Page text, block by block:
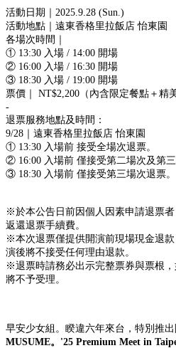
活動日期｜2025.9.28 (Sun.)
活動地點｜遠東香格里拉飯店 怡東園
各場次時間｜
① 13:30 入場 / 14:00 開場
② 16:00 入場 / 16:30 開場
③ 18:30 入場 / 19:00 開場
票價｜ NT$2,200（內含限定餐點＋精
-
退票服務地點及時間：
9/28｜遠東香格里拉飯店 怡東園
① 13:30 入場前 接受全場次退票。
② 16:00 入場前 僅接受第二場次及第三
③ 18:30 入場前 僅接受第三場次退票。
※於本公告日前因個人因素申請退票
返還退票手續費。
※本次退票僅提供開演前現場現金退
演後將不接受任何理由退款。
※退票時請務必出示完整票券與票根，
將不予受理。
早安少女組。睽違六年來台，特別推
MUSUME。'25 Premium Meet in